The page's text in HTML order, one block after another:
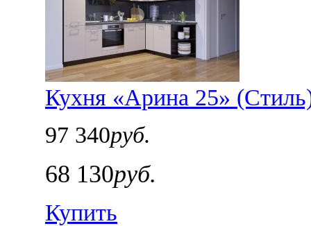
Кухня «Арина 25»
97 340руб.
68 130руб.
Купить